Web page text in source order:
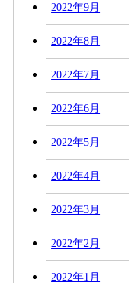
2022年9月
2022年8月
2022年7月
2022年6月
2022年5月
2022年4月
2022年3月
2022年2月
2022年1月